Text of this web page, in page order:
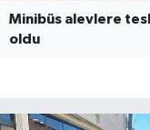
Minibüs alevlere
oldu